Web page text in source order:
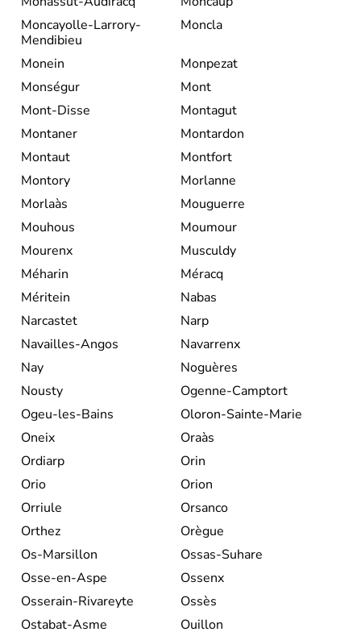
Moncayolle-Larrory-
Mendibieu
Moncla
Monein
Monpezat
Monségur
Mont
Mont-Disse
Montagut
Montaner
Montardon
Montaut
Montfort
Montory
Morlanne
Morlaàs
Mouguerre
Mouhous
Moumour
Mourenx
Musculdy
Méharin
Méracq
Méritein
Nabas
Narcastet
Narp
Navailles-Angos
Navarrenx
Nay
Noguères
Nousty
Ogenne-Camptort
Ogeu-les-Bains
Oloron-Sainte-Marie
Oneix
Oraàs
Ordiarp
Orin
Orio
Orion
Orriule
Orsanco
Orthez
Orègue
Os-Marsillon
Ossas-Suhare
Osse-en-Aspe
Ossenx
Osserain-Rivareyte
Ossès
Ostabat-Asme
Ouillon